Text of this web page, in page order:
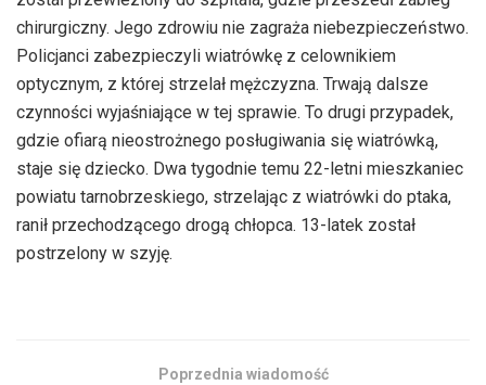
chirurgiczny. Jego zdrowiu nie zagraża niebezpieczeństwo.
Policjanci zabezpieczyli wiatrówkę z celownikiem
optycznym, z której strzelał mężczyzna. Trwają dalsze
czynności wyjaśniające w tej sprawie. To drugi przypadek,
gdzie ofiarą nieostrożnego posługiwania się wiatrówką,
staje się dziecko. Dwa tygodnie temu 22-letni mieszkaniec
powiatu tarnobrzeskiego, strzelając z wiatrówki do ptaka,
ranił przechodzącego drogą chłopca. 13-latek został
postrzelony w szyję.
Poprzednia wiadomość